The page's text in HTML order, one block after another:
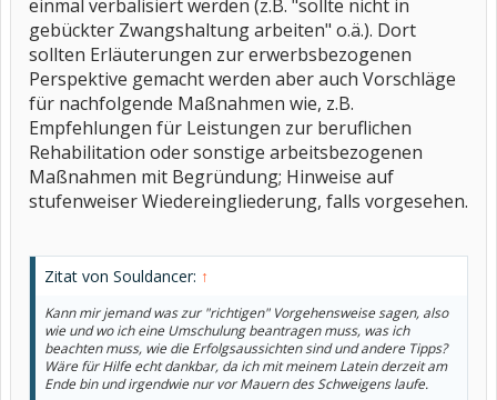
einmal verbalisiert werden (z.B. "sollte nicht in
gebückter Zwangshaltung arbeiten" o.ä.). Dort
sollten Erläuterungen zur erwerbsbezogenen
Perspektive gemacht werden aber auch Vorschläge
für nachfolgende Maßnahmen wie, z.B.
Empfehlungen für Leistungen zur beruflichen
Rehabilitation oder sonstige arbeitsbezogenen
Maßnahmen mit Begründung; Hinweise auf
stufenweiser Wiedereingliederung, falls vorgesehen.
Zitat von Souldancer: ↑
Kann mir jemand was zur "richtigen" Vorgehensweise sagen, also
wie und wo ich eine Umschulung beantragen muss, was ich
beachten muss, wie die Erfolgsaussichten sind und andere Tipps?
Wäre für Hilfe echt dankbar, da ich mit meinem Latein derzeit am
Ende bin und irgendwie nur vor Mauern des Schweigens laufe.